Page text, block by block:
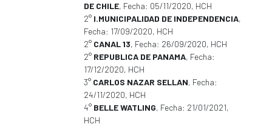
DE CHILE, Fecha: 05/11/2020, HCH
2° I.MUNICIPALIDAD DE INDEPENDENCIA,
Fecha: 17/09/2020, HCH
2° CANAL 13, Fecha: 26/09/2020, HCH
2° REPUBLICA DE PANAMA, Fecha:
17/12/2020, HCH
3° CARLOS NAZAR SELLAN, Fecha:
24/11/2020, HCH
4° BELLE WATLING, Fecha: 21/01/2021,
HCH